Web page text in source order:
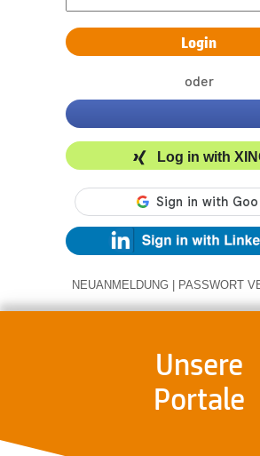
oder
Log in with
NEUANMELDUNG | PASSWORT
Unsere
Portale